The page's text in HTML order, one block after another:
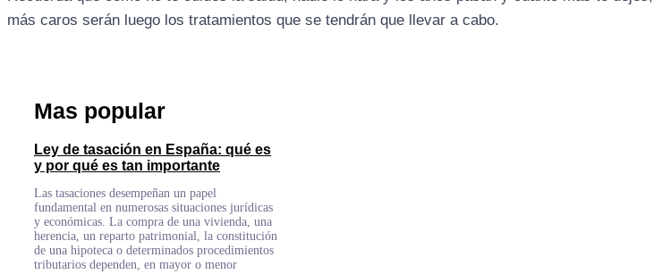
más caros serán luego los tratamientos que se tendrán que llevar a cabo.
Mas popular
Ley de tasación en España: qué es
y por qué es tan importante
Las tasaciones desempeñan un papel
fundamental en numerosas situaciones jurídicas
y económicas. La compra de una vivienda, una
herencia, un reparto patrimonial, la constitución
de una hipoteca o determinados procedimientos
tributarios dependen, en mayor o menor